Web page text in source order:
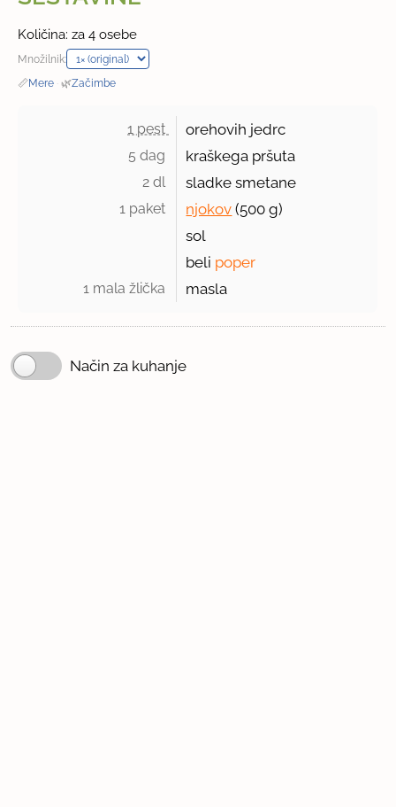
Količina: za 4 osebe
Množilnik:
📏Mere · 🌿Začimbe
1 pest orehovih jedrc
5 dag kraškega pršuta
2 dl sladke smetane
1 paket njokov (500 g)
sol
beli poper
1 mala žlička masla
Način za kuhanje